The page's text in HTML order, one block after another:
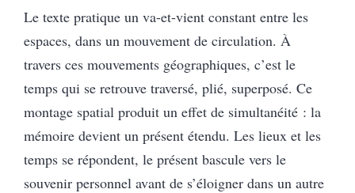
Le texte pratique un va-et-vient constant entre les
espaces, dans un mouvement de circulation. À
travers ces mouvements géographiques, c’est le
temps qui se retrouve traversé, plié, superposé. Ce
montage spatial produit un effet de simultanéité : la
mémoire devient un présent étendu. Les lieux et les
temps se répondent, le présent bascule vers le
souvenir personnel avant de s’éloigner dans un autre